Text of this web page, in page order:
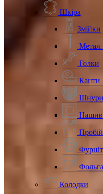
Шкіра
Змійки
Метал.
Голки
Канти
Шнури
Колодки